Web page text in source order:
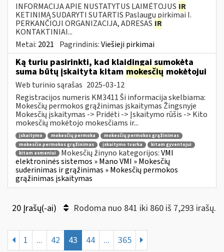
INFORMACIJA APIE NUSTATYTUS LAIMĖTOJUS IR
KETINIMĄ SUDARYTI SUTARTIS Paslaugų pirkimai I.
PERKANČIOJI ORGANIZACIJA, ADRESAS IR
KONTAKTINIAI...
Metai: 2021 Pagrindinis:Viešieji pirkimai
Ką turiu pasirinkti, kad klaidingai sumokėta
suma būtų įskaityta kitam mokesčių mokėtojui
Web turinio sąrašas 2025-03-12
Registracijos numeris KM3411 Ši informacija skelbiama:
Mokesčių permokos grąžinimas įskaitymas Žingsnyje
Mokesčių įskaitymas -> Pridėti -> Įskaitymo rūšis -> Kito
mokesčių mokėtojo mokesčiams ir...
įskaitymo mokesčių permoka
mokesčių permokos grąžinimas
mokesčio permokos grąžinimas
įskaitymo tvarka
kitam gyventojui
kitam asmeniui
Mokesčių žinyno kategorijos:VMI
elektroninės sistemos » Mano VMI » Mokesčių
suderinimas ir grąžinimas » Mokesčių permokos
grąžinimas įskaitymas
20 Įrašų(-ai) Rodoma nuo 841 iki 860 iš 7,293 irašų.
1 ... 42 43 44 ... 365